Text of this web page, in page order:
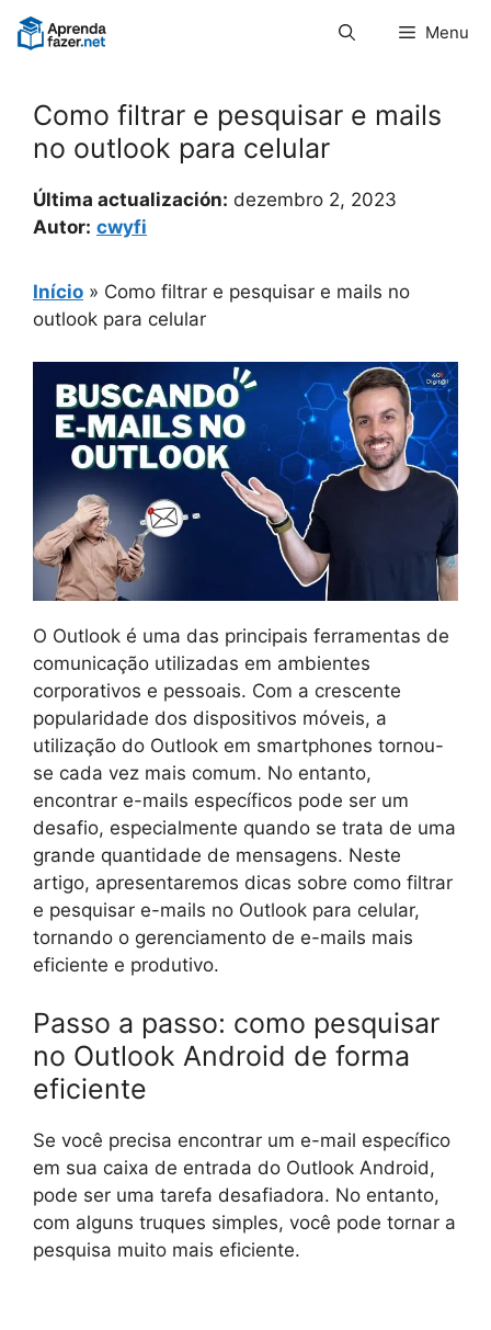
Pular
para
Menu
Como filtrar e pesquisar e mails
no outlook para celular
Última actualización: dezembro 2, 2023
Autor: cwyfi
Início » Como filtrar e pesquisar e mails no
outlook para celular
O Outlook é uma das principais ferramentas de
comunicação utilizadas em ambientes
corporativos e pessoais. Com a crescente
popularidade dos dispositivos móveis, a
utilização do Outlook em smartphones tornou-
se cada vez mais comum. No entanto,
encontrar e-mails específicos pode ser um
desafio, especialmente quando se trata de uma
grande quantidade de mensagens. Neste
artigo, apresentaremos dicas sobre como filtrar
e pesquisar e-mails no Outlook para celular,
tornando o gerenciamento de e-mails mais
eficiente e produtivo.
Passo a passo: como pesquisar
no Outlook Android de forma
eficiente
Se você precisa encontrar um e-mail específico
em sua caixa de entrada do Outlook Android,
pode ser uma tarefa desafiadora. No entanto,
com alguns truques simples, você pode tornar a
pesquisa muito mais eficiente.